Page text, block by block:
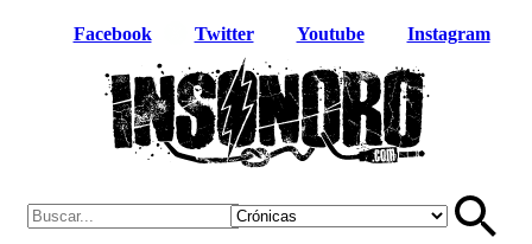
Facebook Twitter Youtube Instagram